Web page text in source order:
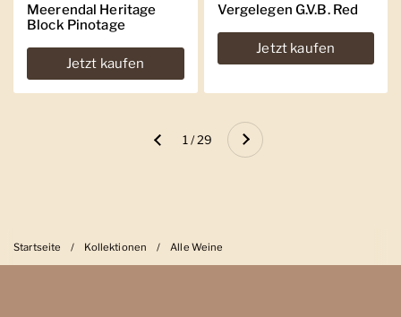
Meerendal Heritage
Block Pinotage
Jetzt kaufen
Vergelegen G.V.B. Red
Jetzt kaufen
Zurück 1 / 29 Weiter
Startseite / Kollektionen / Alle Weine